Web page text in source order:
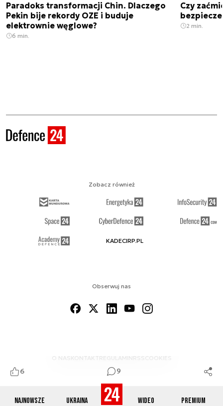
Najnowsze Ukraina Wideo Premium
6 9
Paradoks transformacji Chin. Dlaczego
Pekin bije rekordy OZE i buduje
elektrownie węglowe?
6 min.
Czy
2 min.
Obserwuj nas
O NAS KONTAKTREGULAMINRSS COOKIES
Zobacz również
KADECIRP.PL
© 2012-2026 DEFENCE24